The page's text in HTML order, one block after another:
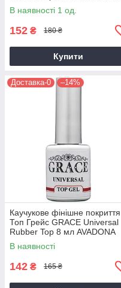
В наявності 1 од.
152 ₴ 180 ₴
Купити
Доставка-0 –14%
Каучукове фінішне покриття
Топ Грейс GRACE Universal
Rubber Top 8 мл AVADONA
В наявності
142 ₴ 165 ₴